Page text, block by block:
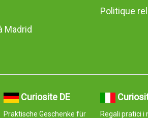
Madrid
Politique
Curiosite DE
Praktische Geschenke für Regali pratici i